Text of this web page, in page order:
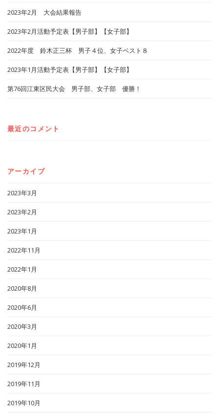
2023年2月 大会結果報告
2023年2月活動予定表【男子部】【女子部】
2022年度 鈴木正三杯 男子４位、女子ベスト８
2023年1月活動予定表【男子部】【女子部】
第76回江東区民大会 男子部、女子部 優勝！
最近のコメント
アーカイブ
2023年3月
2023年2月
2023年1月
2022年11月
2022年1月
2020年8月
2020年6月
2020年3月
2020年1月
2019年12月
2019年11月
2019年10月